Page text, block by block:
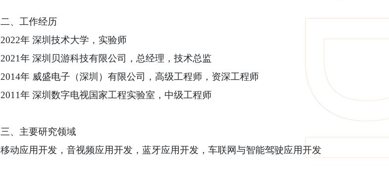
二、 工作经历
2022年 深圳技术大学，实验师
2021年 深圳贝游科技有限公司，总经理，技术总监
2014年 威盛电子（深圳）有限公司，高级工程师，资深工程师
2011年 深圳数字电视国家工程实验室，中级工程师
三、 主要研究领域
移动应用开发，音视频应用开发，蓝牙应用开发，车联网与智能驾驶应用开发